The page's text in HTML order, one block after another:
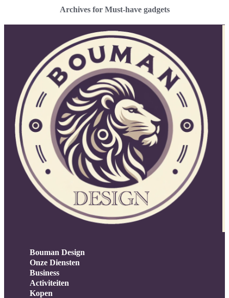
Archives for Must-have gadgets
Bouman Design
Onze Diensten
Business
Activiteiten
Kopen